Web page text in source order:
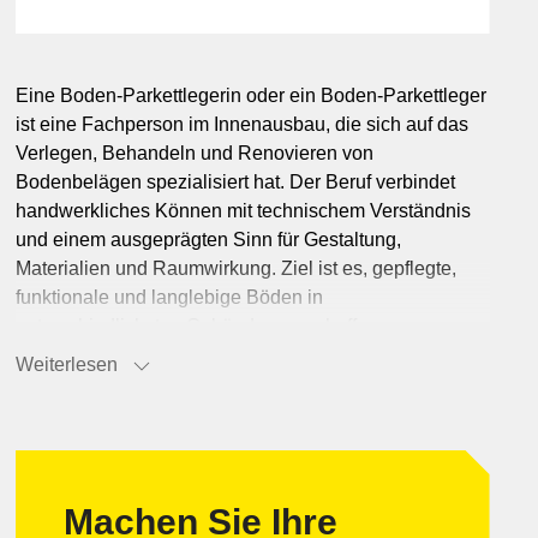
Freizeit & Unterhaltung
Informatik & Web
Lebensmittel
Möbel & Einrichtung
Mobilität
Schmuck & Uhren
Unternehmensberatung
Eine Boden-Parkettlegerin oder ein Boden-Parkettleger
ist eine Fachperson im Innenausbau, die sich auf das
Verlegen, Behandeln und Renovieren von
Bodenbelägen spezialisiert hat. Der Beruf verbindet
handwerkliches Können mit technischem Verständnis
und einem ausgeprägten Sinn für Gestaltung,
Materialien und Raumwirkung. Ziel ist es, gepflegte,
funktionale und langlebige Böden in
Wohnhäusern über Schulen bis zu Geschäftsräumen.
Teppiche. Viele dieser Böden stammen aus
Weiterlesen
Machen Sie Ihre